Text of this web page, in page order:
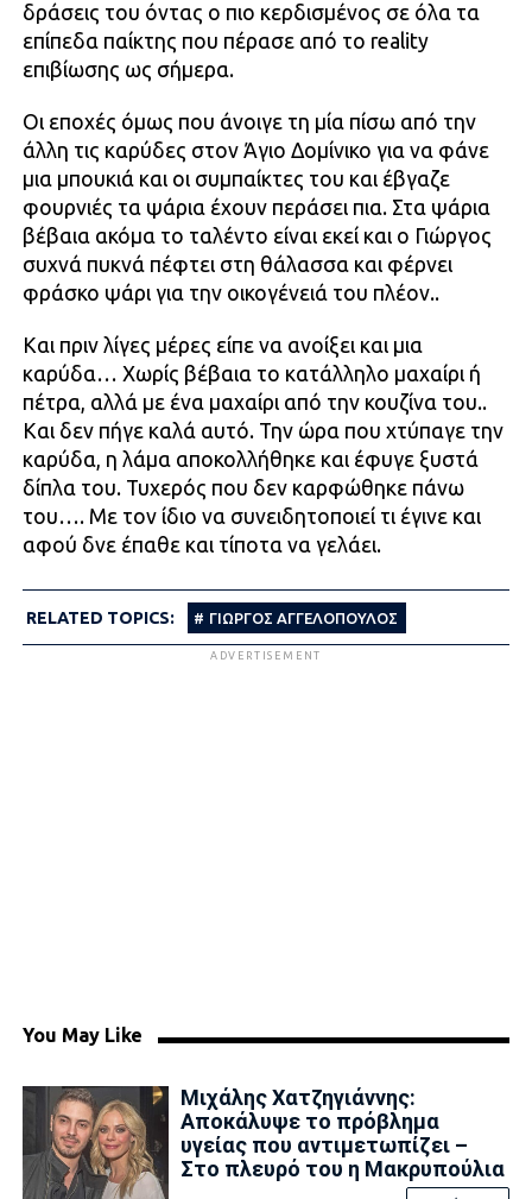
δράσεις του όντας ο πιο κερδισμένος σε όλα τα
επίπεδα παίκτης που πέρασε από το reality
επιβίωσης ως σήμερα.
Οι εποχές όμως που άνοιγε τη μία πίσω από την
άλλη τις καρύδες στον Άγιο Δομίνικο για να φάνε
μια μπουκιά και οι συμπαίκτες του και έβγαζε
φουρνιές τα ψάρια έχουν περάσει πια. Στα ψάρια
βέβαια ακόμα το ταλέντο είναι εκεί και ο Γιώργος
συχνά πυκνά πέφτει στη θάλασσα και φέρνει
φράσκο ψάρι για την οικογένειά του πλέον..
Και πριν λίγες μέρες είπε να ανοίξει και μια
καρύδα… Χωρίς βέβαια το κατάλληλο μαχαίρι ή
πέτρα, αλλά με ένα μαχαίρι από την κουζίνα του..
Και δεν πήγε καλά αυτό. Την ώρα που χτύπαγε την
καρύδα, η λάμα αποκολλήθηκε και έφυγε ξυστά
δίπλα του. Τυχερός που δεν καρφώθηκε πάνω
του…. Με τον ίδιο να συνειδητοποιεί τι έγινε και
αφού δνε έπαθε και τίποτα να γελάει.
RELATED TOPICS: ΓΙΩΡΓΟΣ ΑΓΓΕΛΟΠΟΥΛΟΣ
ADVERTISEMENT
You May Like
Μιχάλης Χατζηγιάννης:
Αποκάλυψε το πρόβλημα
υγείας που αντιμετωπίζει –
Στο πλευρό του η Μακρυπούλια